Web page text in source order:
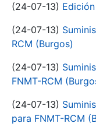
(24-07-13)
(24-07-13)
RCM (Burgos)
(24-07-13)
FNMT-RCM
(24-07-13)
para FNMT-RCM